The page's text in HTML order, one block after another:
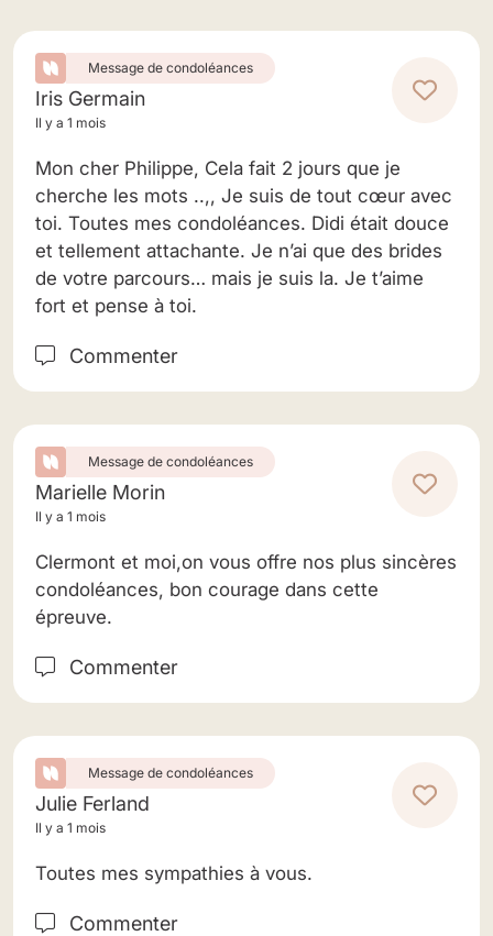
Message de condoléances
Iris Germain
Il y a 1 mois
Mon cher Philippe, Cela fait 2 jours que je
cherche les mots ..,, Je suis de tout cœur avec
toi. Toutes mes condoléances. Didi était douce
et tellement attachante. Je n’ai que des brides
de votre parcours… mais je suis la. Je t’aime
fort et pense à toi.
Commenter
Message de condoléances
Marielle Morin
Il y a 1 mois
Clermont et moi,on vous offre nos plus sincères
condoléances, bon courage dans cette
épreuve.
Commenter
Message de condoléances
Julie Ferland
Il y a 1 mois
Toutes mes sympathies à vous.
Commenter